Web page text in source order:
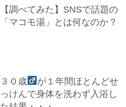
【調べてみた】SNSで話題の
「マコモ湯」とは何なのか？
３０歳
が１年間ほとんどせ
っけんで身体を洗わず入浴し